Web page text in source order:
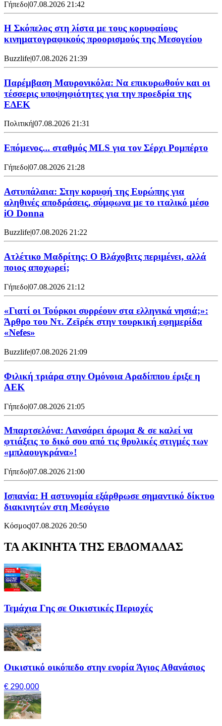
Γήπεδο|07.08.2026 21:42
Η Σκόπελος στη λίστα με τους κορυφαίους
κινηματογραφικούς προορισμούς της Μεσογείου
Buzzlife|07.08.2026 21:39
Παρέμβαση Μαυρονικόλα: Να επικυρωθούν και οι
τέσσερις υποψηφιότητες για την προεδρία της
ΕΔΕΚ
Πολιτική|07.08.2026 21:31
Επόμενος... σταθμός MLS για τον Σέρχι Ρομπέρτο
Γήπεδο|07.08.2026 21:28
Αστυπάλαια: Στην κορυφή της Ευρώπης για
αληθινές αποδράσεις, σύμφωνα με το ιταλικό μέσο
iO Donna
Buzzlife|07.08.2026 21:22
Ατλέτικο Μαδρίτης: Ο Βλάχοβιτς περιμένει, αλλά
ποιος αποχωρεί;
Γήπεδο|07.08.2026 21:12
«Γιατί οι Τούρκοι συρρέουν στα ελληνικά νησιά;»:
Άρθρο του Ντ. Ζεϊρέκ στην τουρκική εφημερίδα
«Nefes»
Buzzlife|07.08.2026 21:09
Φιλική τριάρα στην Ομόνοια Αραδίππου έριξε η
ΑΕΚ
Γήπεδο|07.08.2026 21:05
Μπαρτσελόνα: Λανσάρει άρωμα & σε καλεί να
φτιάξεις το δικό σου από τις θρυλικές στιγμές των
«μπλαουγκράνα»!
Γήπεδο|07.08.2026 21:00
Ισπανία: Η αστυνομία εξάρθρωσε σημαντικό δίκτυο
διακινητών στη Μεσόγειο
Κόσμος07.08.2026 20:50
ΤΑ ΑΚΙΝΗΤΑ ΤΗΣ ΕΒΔΟΜΑΔΑΣ
Τεμάχια Γης σε Οικιστικές Περιοχές
Οικιστικό οικόπεδο στην ενορία Άγιος Αθανάσιος
€ 290,000